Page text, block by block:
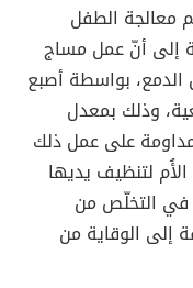
معالجة الطفل
إلى أنّ عمل مساج
بواسطة أصبع
وذلك بمعدل
على عمل ذلك
لتنظيف يديها
في التخلّص من
إلى الوقاية من